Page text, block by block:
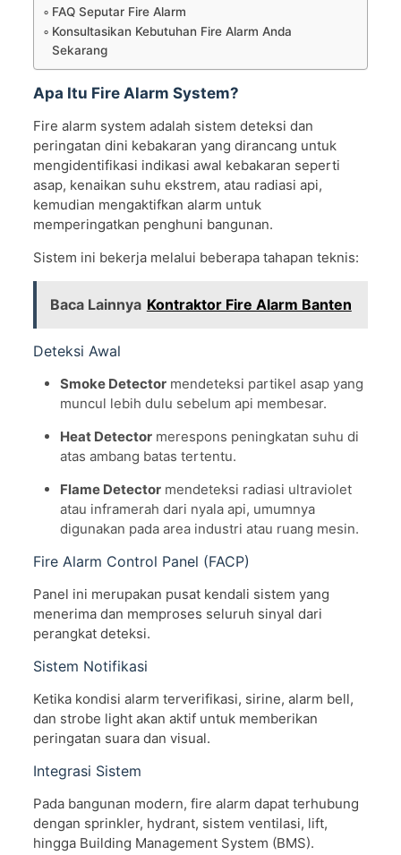
FAQ Seputar Fire Alarm
Konsultasikan Kebutuhan Fire Alarm Anda
Sekarang
Apa Itu Fire Alarm System?
Fire alarm system adalah sistem deteksi dan
peringatan dini kebakaran yang dirancang untuk
mengidentifikasi indikasi awal kebakaran seperti
asap, kenaikan suhu ekstrem, atau radiasi api,
kemudian mengaktifkan alarm untuk
memperingatkan penghuni bangunan.
Sistem ini bekerja melalui beberapa tahapan teknis:
Baca Lainnya Kontraktor Fire Alarm Banten
Deteksi Awal
Smoke Detectormendeteksi partikel asap yang
muncul lebih dulu sebelum api membesar.
Heat Detectormerespons peningkatan suhu di
atas ambang batas tertentu.
Flame Detectormendeteksi radiasi ultraviolet
atau inframerah dari nyala api, umumnya
digunakan pada area industri atau ruang mesin.
Fire Alarm Control Panel (FACP)
Panel ini merupakan pusat kendali sistem yang
menerima dan memproses seluruh sinyal dari
perangkat deteksi.
Sistem Notifikasi
Ketika kondisi alarm terverifikasi, sirine, alarm bell,
dan strobe light akan aktif untuk memberikan
peringatan suara dan visual.
Integrasi Sistem
Pada bangunan modern, fire alarm dapat terhubung
dengan sprinkler, hydrant, sistem ventilasi, lift,
hingga Building Management System (BMS).